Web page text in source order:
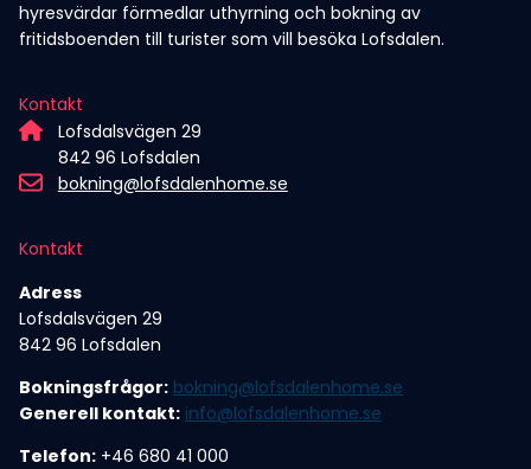
hyresvärdar förmedlar uthyrning och bokning av
fritidsboenden till turister som vill besöka Lofsdalen.
Kontakt
Lofsdalsvägen 29
842 96 Lofsdalen
bokning@lofsdalenhome.se
Kontakt
Adress
Lofsdalsvägen 29
842 96 Lofsdalen
Bokningsfrågor: bokning@lofsdalenhome.se
Generell kontakt: info@lofsdalenhome.se
Telefon: +46 680 41 000